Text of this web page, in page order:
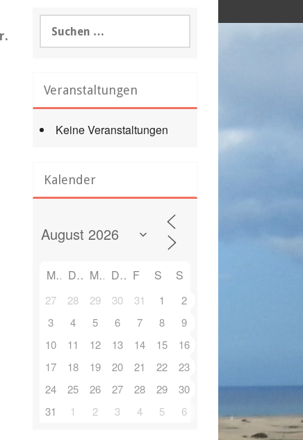
nach:
Veranstaltungen
Keine Veranstaltungen
Kalender
M D M D F S S
27 28 29 30 31 1
2
3
4 5 6 7 8
9
10
11 12 13 14 15
16
17
18 19 20 21 22
23
24
25 26 27 28 29
30
31
1 2 3 4 5 6